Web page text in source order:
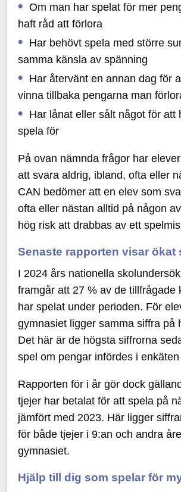
Om man har spelat för mer
haft råd att förlora
Har behövt spela med större
samma känsla av spänning
Har återvänt en annan dag för
vinna tillbaka pengarna man
Har lånat eller sålt något för att
spela för
På ovan nämnda frågor har
att svara aldrig, ibland, ofta eller
CAN bedömer att en elev som
ofta eller nästan alltid på någon
hög risk att drabbas av ett
Senaste rapporten visar ökat
I 2024 års nationella
framgår att 27 % av de tillfrågade
har spelat under perioden. För
gymnasiet ligger samma siffra på
Det här är de högsta siffrorna
spel om pengar infördes i
Rapporten för i år gör dock
tjejer har betalat för att spela på
jämfört med 2023. Här ligger
för både tjejer i 9:an och andra
gymnasiet.
Hjälp till dig som spelar för